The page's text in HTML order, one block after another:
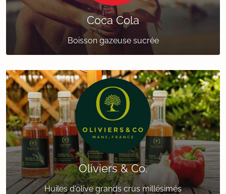
Coca Cola
Boisson gazeuse sucrée
Oliviers & Co.
Huiles d'olive grands crus millésimés